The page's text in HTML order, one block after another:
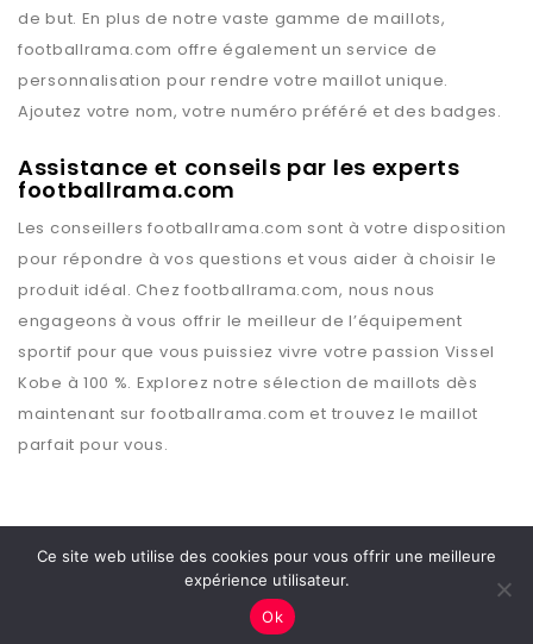
de but. En plus de notre vaste gamme de maillots,
footballrama.com offre également un service de
personnalisation pour rendre votre maillot unique.
Ajoutez votre nom, votre numéro préféré et des badges.
Assistance et conseils par les experts
footballrama.com
Les conseillersfootballrama.com sont à votre disposition
pour répondre à vos questions et vous aider à choisir le
produit idéal. Chez footballrama.com, nous nous
engageons à vous offrir le meilleur de l’équipement
sportif pour que vous puissiez vivre votre passion Vissel
Kobe à 100 %. Explorez notre sélection de maillots dès
maintenant sur footballrama.com et trouvez le maillot
parfait pour vous.
Copyright © 2026 Footballrama
Ce site web utilise des cookies pour vous offrir une meilleure
expérience utilisateur.
Ok